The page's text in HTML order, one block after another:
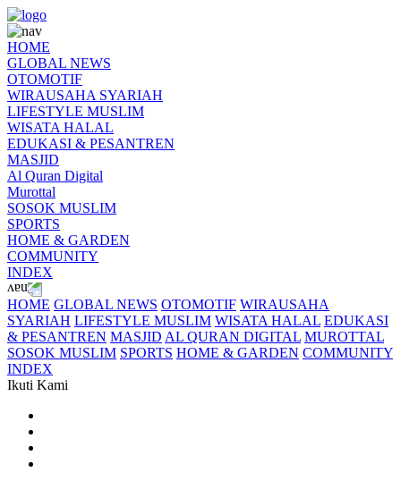
HOME
GLOBAL NEWS
OTOMOTIF
WIRAUSAHA SYARIAH
LIFESTYLE MUSLIM
WISATA HALAL
EDUKASI & PESANTREN
MASJID
Al Quran Digital
Murottal
SOSOK MUSLIM
SPORTS
HOME & GARDEN
COMMUNITY
INDEX
HOME GLOBAL NEWS OTOMOTIF WIRAUSAHA
SYARIAH LIFESTYLE MUSLIM WISATA HALAL EDUKASI
& PESANTREN MASJID AL QURAN DIGITAL MUROTTAL
SOSOK MUSLIM SPORTS HOME & GARDEN COMMUNITY
INDEX
Ikuti Kami